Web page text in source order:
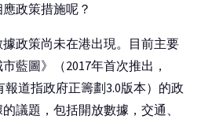
政策措施呢？
政策尚未在港出現。目前主要
藍圖》（2017年首次推出，
報道指政府正籌劃3.0版本）的政
議題，包括開放數據，交通、